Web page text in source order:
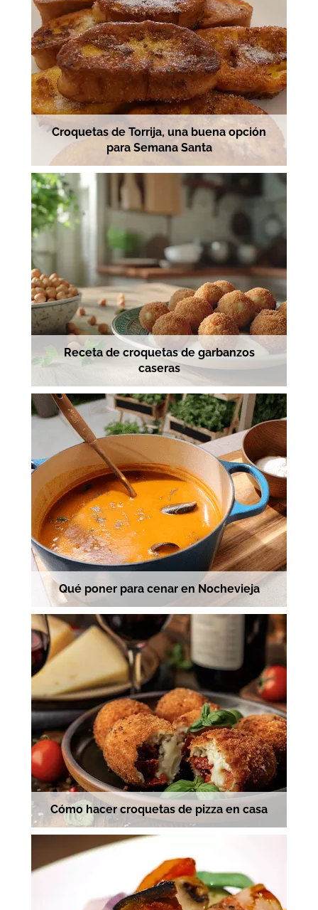
Croquetas de Torrija, una buena opción
para Semana Santa
Receta de croquetas de garbanzos
caseras
Qué poner para cenar en Nochevieja
Cómo hacer croquetas de pizza en casa